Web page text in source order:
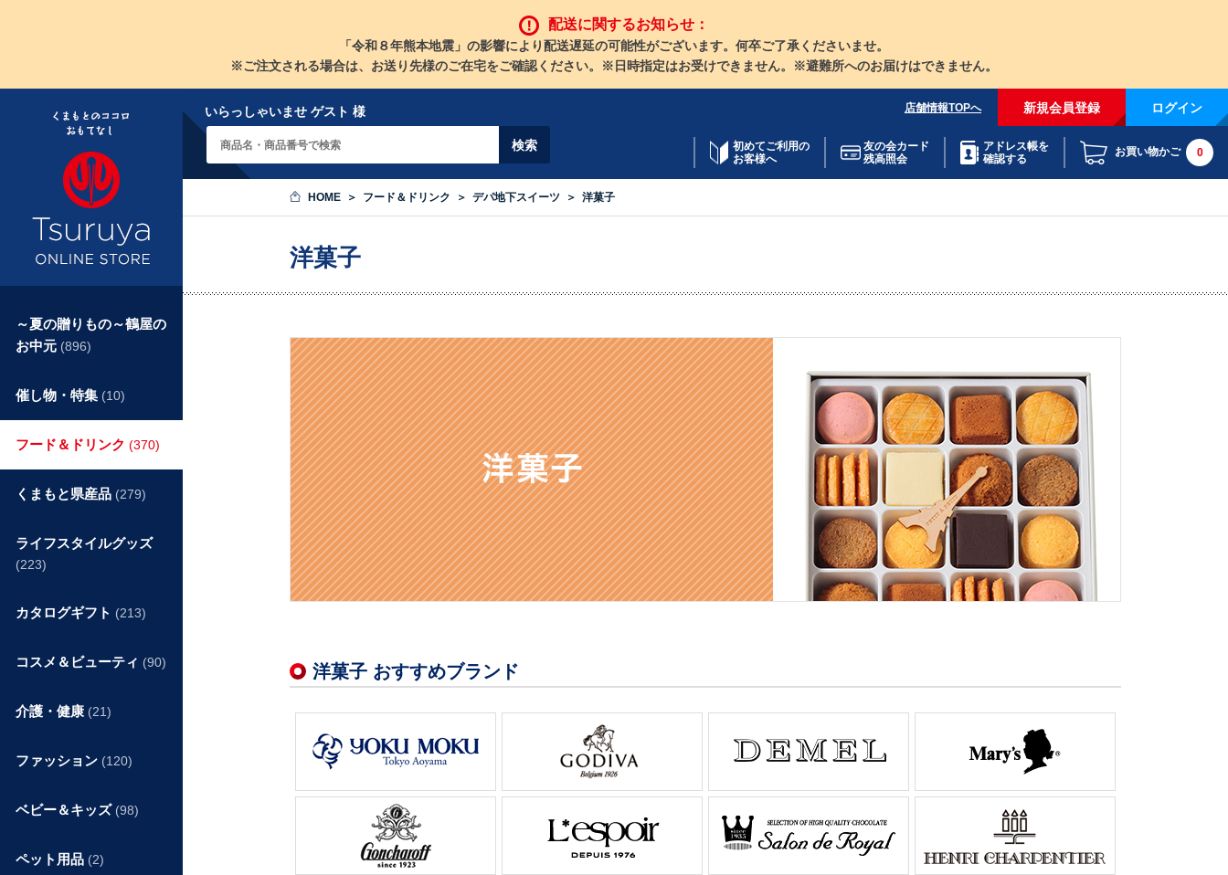
配送に関するお知らせ：
「令和８年熊本地震」の影響により配送遅延の可能性がございます。何卒ご了承くださいませ。
※ご注文される場合は、お送り先様のご在宅をご確認ください。※日時指定はお受けできません。※避難所へのお届けはできません。
いらっしゃいませ ゲスト 様 店舗情報TOPへ 新規会員登録 ログイン
初めてご利用の
お客様へ
友の会カード
残高照会
アドレス帳を
確認する
お買い物かご 0
HOME フード＆ドリンク デパ地下スイーツ 洋菓子
洋菓子
洋菓子 おすすめブランド
～夏の贈りもの～鶴屋の
お中元 (896)
催し物・特集 (10)
フード＆ドリンク (370)
くまもと県産品 (279)
ライフスタイルグッズ
(223)
カタログギフト (213)
コスメ＆ビューティ (90)
介護・健康 (21)
ファッション (120)
ベビー＆キッズ (98)
ペット用品 (2)